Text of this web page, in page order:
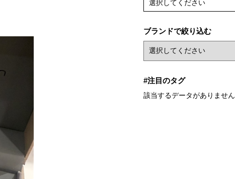
選択してください
ブランドで絞り込む
#注目のタグ
該当するデータがありません